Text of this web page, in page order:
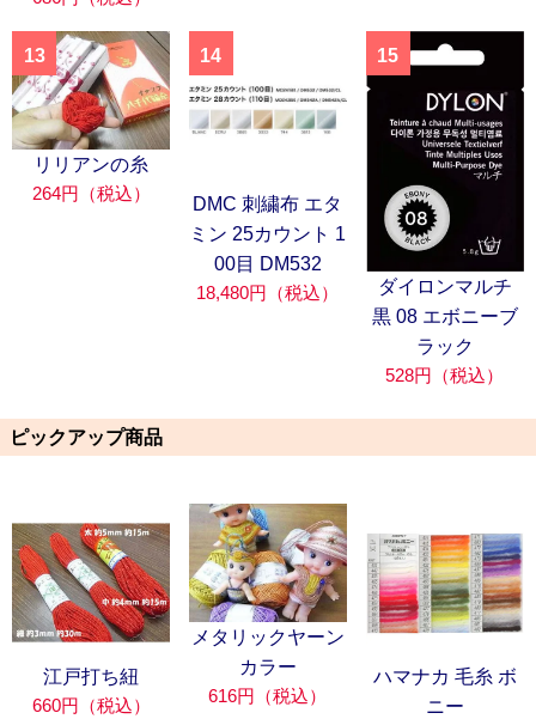
13
リリアンの糸
264円（税込）
14
DMC 刺繍布 エタ
ミン 25カウント 1
00目 DM532
18,480円（税込）
15
ダイロンマルチ
黒 08 エボニーブ
ラック
528円（税込）
ピックアップ商品
江戸打ち紐
660円（税込）
メタリックヤーン
カラー
616円（税込）
ハマナカ 毛糸 ボ
ニー